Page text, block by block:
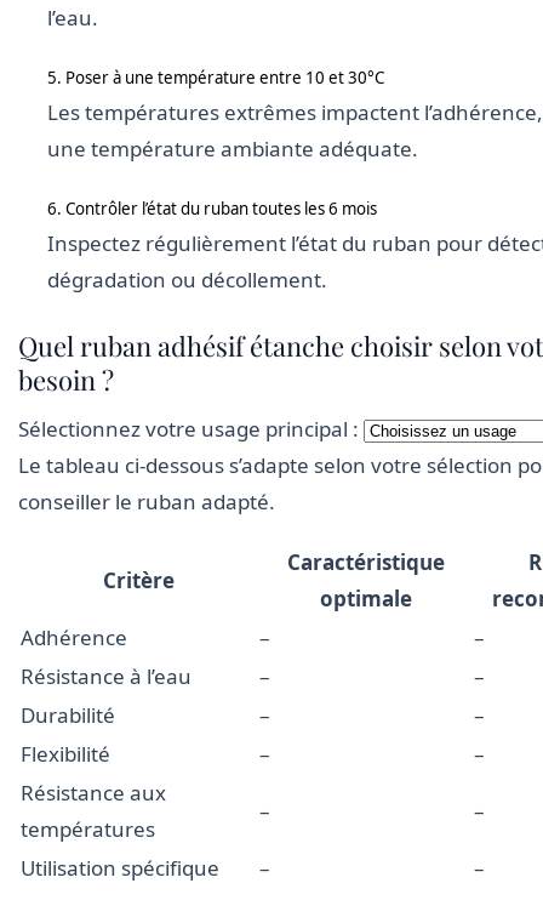
l’eau.
5. Poser à une température entre 10 et 30°C
Les températures extrêmes impactent
une température ambiante adéquate.
6. Contrôler l’état du ruban toutes les 6 mois
Inspectez régulièrement l’état du ruban pour
dégradation ou décollement.
Quel ruban adhésif étanche choisir selon
besoin ?
Sélectionnez votre usage principal :
Le tableau ci-dessous s’adapte selon votre sélection
conseiller le ruban adapté.
Critère
Caractéristique
optimale
Adhérence
–
–
Résistance à l’eau
–
–
Durabilité
–
–
Flexibilité
–
–
Résistance aux
températures
– –
Utilisation spécifique – –